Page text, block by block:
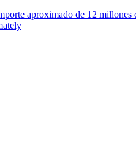
aproximado de 12